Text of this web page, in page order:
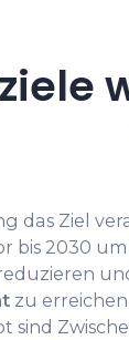
das Ziel
bis 2030 um
zu
sind